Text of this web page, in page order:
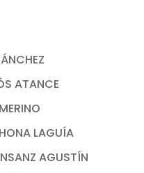
ATANCE
LAGUÍA
AGUSTÍN